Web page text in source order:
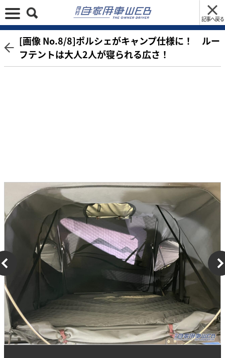
記事へ戻る
[画像 No.8/8]ポルシェがキャンプ仕様に！ ルー
フテントは大人2人が寝られる広さ！